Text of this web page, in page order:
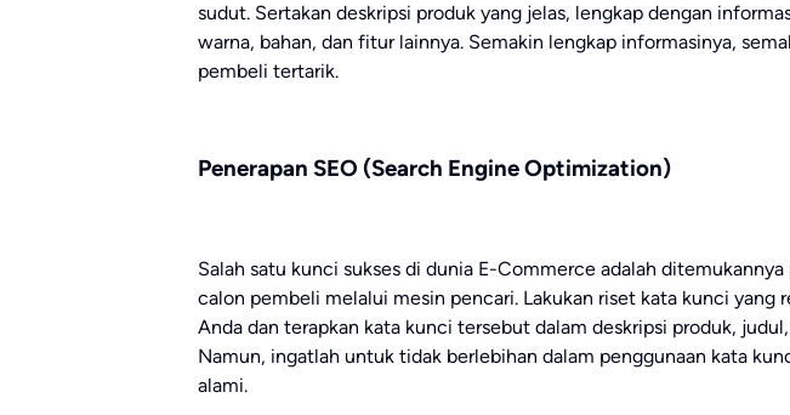
sudut. Sertakan deskripsi produk yang jelas, lengkap dengan
warna, bahan, dan fitur lainnya. Semakin lengkap informasinya,
pembeli tertarik.
Penerapan SEO (Search Engine Optimization)
Salah satu kunci sukses di dunia E-Commerce adalah
calon pembeli melalui mesin pencari. Lakukan riset kata kunci yang
Anda dan terapkan kata kunci tersebut dalam deskripsi produk,
Namun, ingatlah untuk tidak berlebihan dalam penggunaan kata
alami.